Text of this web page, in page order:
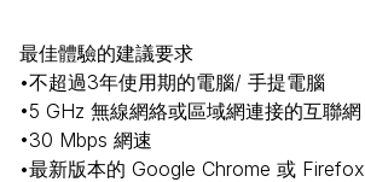
最佳體驗的建議要求
•不超過3年使用期的電腦/ 手提電腦
•5 GHz 無線網絡或區域網連接的互聯網
•30 Mbps 網速
•最新版本的 Google Chrome 或 Firefox